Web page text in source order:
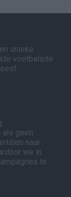
unieke
voetbalsite
als geen
naar
we in
te